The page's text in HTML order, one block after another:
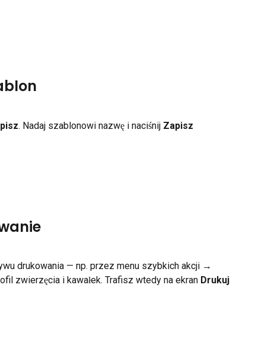
. Nadaj szablonowi nazwę i naciśnij Zapisz
drukowania — np. przez menu szybkich akcji →
zwierzęcia i kawałek. Trafisz wtedy na ekran Drukuj